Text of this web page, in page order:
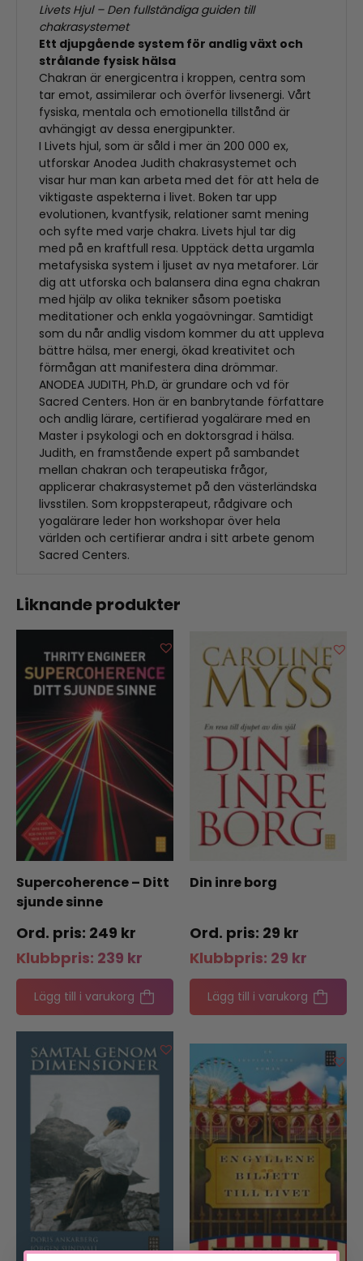
Livets Hjul – Den fullständiga guiden till
chakrasystemet
Ett djupgående system för andlig växt och
strålande fysisk hälsa
Chakran är energicentra i kroppen, centra som
tar emot, assimilerar och överför livsenergi. Vårt
fysiska, mentala och emotionella tillstånd är
avhängigt av dessa energipunkter.
I Livets hjul, som är såld i mer än 200 000 ex,
utforskar Anodea Judith chakrasystemet och
visar hur man kan arbeta med det för att hela de
viktigaste aspekterna i livet. Boken tar upp
evolutionen, kvantfysik, relationer samt mening
och syfte med varje chakra. Livets hjul tar dig
med på en kraftfull resa. Upptäck detta urgamla
metafysiska system i ljuset av nya metaforer. Lär
dig att utforska och balansera dina egna chakran
med hjälp av olika tekniker såsom poetiska
meditationer och enkla yogaövningar. Samtidigt
som du når andlig visdom kommer du att uppleva
bättre hälsa, mer energi, ökad kreativitet och
förmågan att manifestera dina drömmar.
ANODEA JUDITH, Ph.D, är grundare och vd för
Sacred Centers. Hon är en banbrytande författare
och andlig lärare, certifierad yogalärare med en
Master i psykologi och en doktorsgrad i hälsa.
Judith, en framstående expert på sambandet
mellan chakran och terapeutiska frågor,
applicerar chakrasystemet på den västerländska
livsstilen. Som kroppsterapeut, rådgivare och
yogalärare leder hon workshopar över hela
världen och certifierar andra i sitt arbete genom
Sacred Centers.
Liknande produkter
Supercoherence – Ditt
sjunde sinne
249 kr
Klubbpris: 239 kr
Lägg till i varukorg
Din inre borg
29 kr
Klubbpris: 29 kr
Lägg till i varukorg